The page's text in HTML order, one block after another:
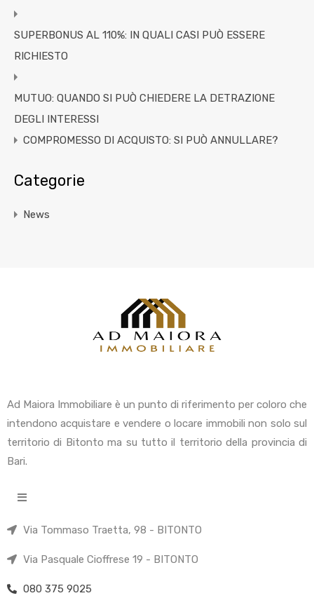
SUPERBONUS AL 110%: IN QUALI CASI PUÒ ESSERE
RICHIESTO
MUTUO: QUANDO SI PUÒ CHIEDERE LA DETRAZIONE
DEGLI INTERESSI
COMPROMESSO DI ACQUISTO: SI PUÒ ANNULLARE?
Categorie
News
Ad Maiora Immobiliare è un punto di riferimento per coloro che
intendono acquistare e vendere o locare immobili non solo sul
territorio di Bitonto ma su tutto il territorio della provincia di
Bari.
Via Tommaso Traetta, 98 - BITONTO
Via Pasquale Cioffrese 19 - BITONTO
080 375 9025